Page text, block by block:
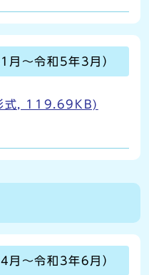
月～令和5年3月）
式, 119.69KB)
月～令和3年6月）